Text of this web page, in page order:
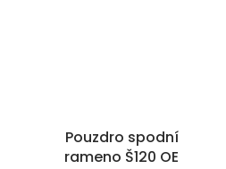
Pouzdro spodní
rameno Š120 OE